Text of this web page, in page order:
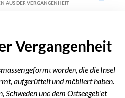
AUS DER VERGANGENHEIT
Vergangenheit
geformt worden, die die Insel
aufgerüttelt und möbliert haben.
Schweden und dem Ostseegebiet